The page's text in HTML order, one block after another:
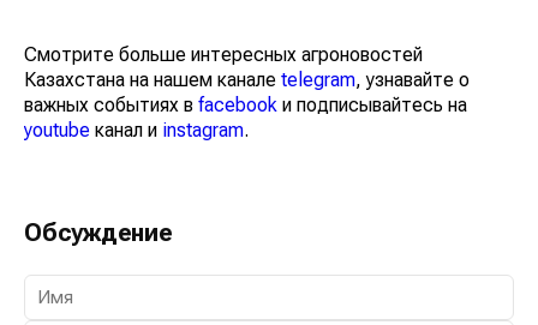
Смотрите больше интересных агроновостей
Казахстана на нашем канале telegram, узнавайте о
важных событиях в facebook и подписывайтесь на
youtube канал и instagram.
Обсуждение